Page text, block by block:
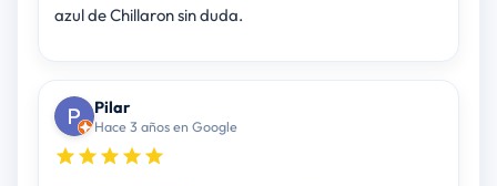
azul de Chillaron sin duda.
Pilar
Hace 3 años en Google